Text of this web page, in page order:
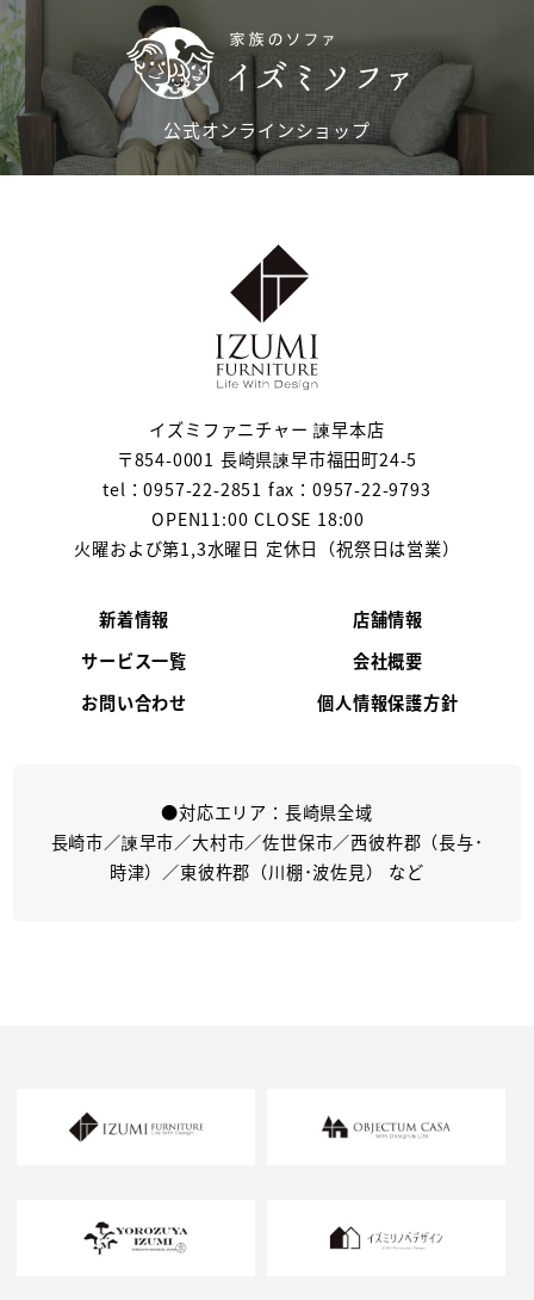
公式オンラインショップ
イズミファニチャー 諫早本店
〒854-0001 長崎県諫早市福田町24-5
tel：0957-22-2851 fax：0957-22-9793
OPEN11:00 CLOSE 18:00
火曜および第1,3水曜日 定休日（祝祭日は営業）
新着情報
店舗情報
サービス一覧
会社概要
お問い合わせ
個人情報保護方針
●対応エリア：長崎県全域
長崎市／諫早市／大村市／佐世保市／西彼杵郡（長与･
時津）／東彼杵郡（川棚･波佐見） など